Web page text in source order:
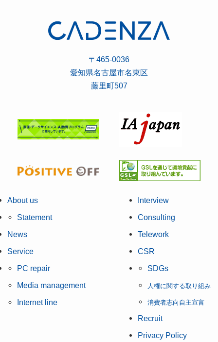
〒465-0036
愛知県名古屋市名東区
藤里町507
About us
Statement
News
Service
PC repair
Media management
Internet line
Interview
Consulting
Telework
CSR
SDGs
人権に関する取り組み
消費者志向自主宣言
Recruit
Privacy Policy